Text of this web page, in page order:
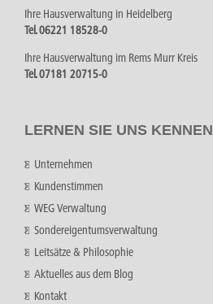
Ihre Hausverwaltung in Heidelberg
Tel. 06221 18528-0
Ihre Hausverwaltung im Rems Murr Kreis
Tel. 07181 20715-0
LERNEN SIE UNS KENNEN
Unternehmen
Kundenstimmen
WEG Verwaltung
Sondereigentumsverwaltung
Leitsätze & Philosophie
Aktuelles aus dem Blog
Kontakt